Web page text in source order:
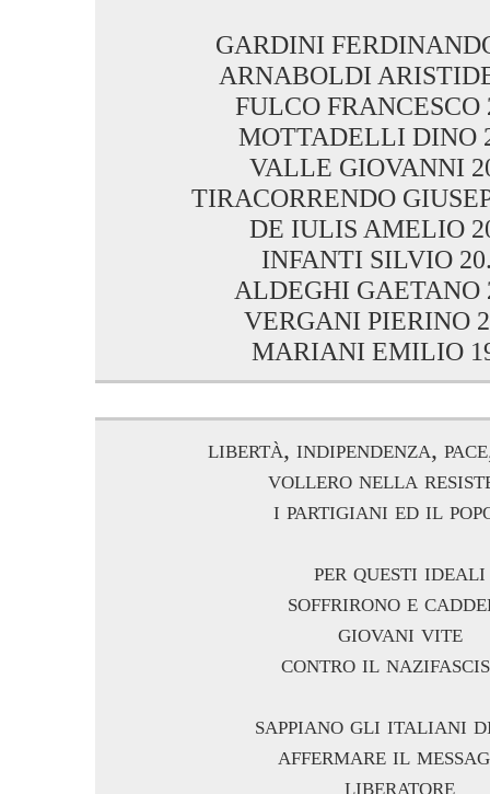
GARDINI
ARNABOLDI
FULCO FRANCESCO
MOTTADELLI DINO
VALLE GIOVANNI
TIRACORRENDO
DE IULIS AMELIO
INFANTI SILVIO
ALDEGHI GAETANO
VERGANI PIERINO
MARIANI EMILIO
libertà, indipendenza,
vollero nella
i partigiani ed il
per questi ideali
soffrirono e
giovani vite
contro il
sappiano gli italiani
affermare il
liberatore